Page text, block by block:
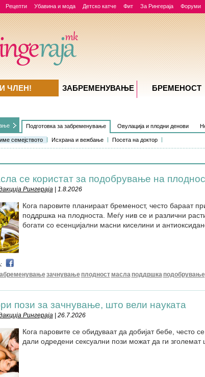
Рецепти Убавина и мода Детско катче Фит За Рингераја Форуми
Подготовка за забременување
семејството Исхрана и вежбање Посета на доктор
Овулација и плодни денови
се користат за подобрување на
Рингераја| 1.8.2026
Кога паровите планираат бременост, често бараат
поддршка на плодноста. Меѓу нив се и различни
богати со есенцијални масни киселини и
зачнување плодност масла поддршка подобрување
пози за зачнување, што вели науката
Рингераја| 26.7.2026
Кога паровите се обидуваат да добијат бебе, често
дали одредени сексуални пози можат да ги зголемат
ЧЛЕН! ЗАБРЕМЕНУВАЊE БРЕМЕНОСТ